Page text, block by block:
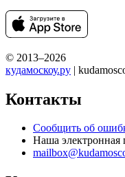
© 2013–2026
кудамоскоу.ру |
Контакты
Сообщить об
Наша электронная